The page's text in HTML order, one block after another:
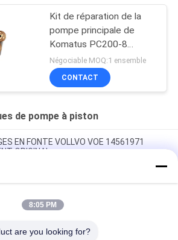
Kit de réparation de la
pompe principale de
Komatus PC200-8
Pompes hydrauliques
Négociable MOQ:1 ensemble
CONTACT
de pompe à piston
EN FONTE VOLLVO VOE 14561971
ORIGINAL
EN FONTE VOLLVO VOE 14537295
ORIGINAL
en fonte VOLLVO VOE 14782798 pour le
8:05 PM
are you looking for?